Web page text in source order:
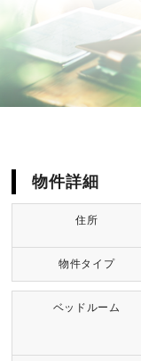
物件詳細
住所
物件タイプ
ベッドルーム